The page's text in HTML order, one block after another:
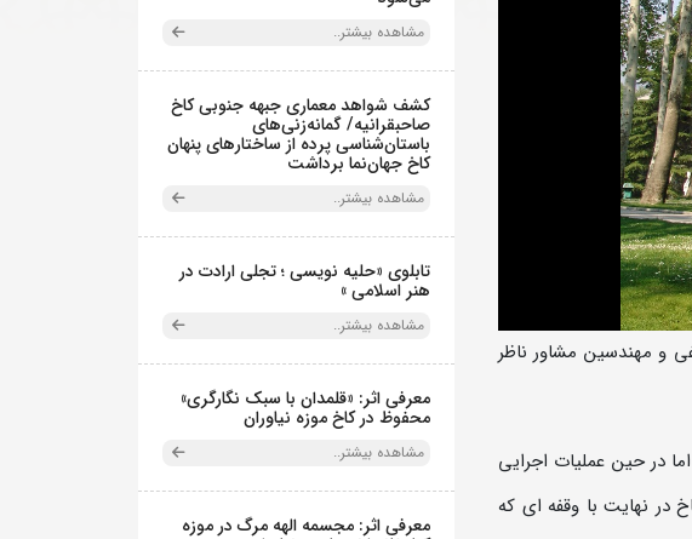
فروغی و مهندسین مشاور ناظر
در حین عملیات اجرایی
در نهایت با وقفه ­ای که
مشاهده بیشتر..
کشف شواهد معماری جبهه جنوبی کاخ
صاحبقرانیه/ گمانه‌زنی‌های
باستان‌شناسی پرده از ساختارهای پنهان
کاخ جهان‌نما برداشت
مشاهده بیشتر..
تابلوی «حلیه نویسی ؛ تجلی ارادت در
هنر اسلامی »
مشاهده بیشتر..
معرفی اثر: «قلمدان با سبک نگارگری»
محفوظ در کاخ موزه نیاوران
مشاهده بیشتر..
معرفی اثر: مجسمه الهه مرگ در موزه